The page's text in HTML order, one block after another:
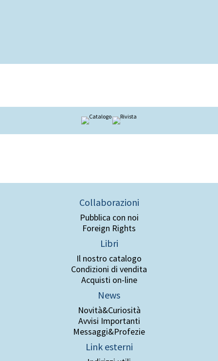
Collaborazioni
Pubblica con noi
Foreign Rights
Libri
Il nostro catalogo
Condizioni di vendita
Acquisti on-line
News
Novità&Curiosità
Avvisi Importanti
Messaggi&Profezie
Link esterni